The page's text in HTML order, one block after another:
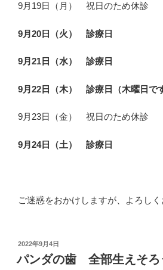
療
披
の
9月19日（月） 祝日のため休診
9月20日（火） 診療日
9月21日（水） 診療日
9月22日（木） 診療日（木曜日で
9月23日（金） 祝日のため休診
9月24日（土） 診療日
ご迷惑をおかけしますが、よろしく
投
日:
2022年9月4日
パンダの歯 全部生えそろ